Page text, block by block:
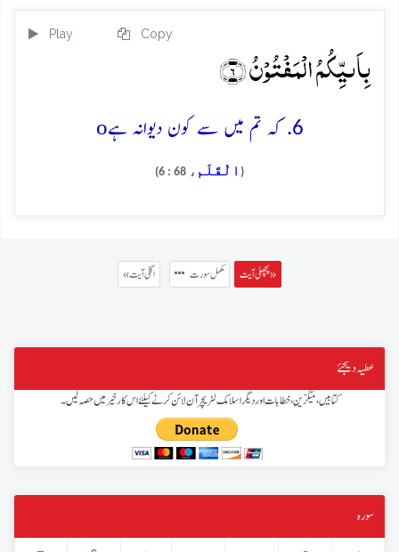
Play Copy
بِاَىیِّکُمُ الۡمَفۡتُوۡنُ ﴿۶﴾
6. کہ تم میں سے کون دیوانہ ہے o
( الْقَلَم ، 68 : 6)
پچھلی آیت » مکمل سورت « اگلی آیت
عطیہ دیجئے
کتابیں، میگزین، خطابات اور دیگر اسلامک لٹریچر آن لائن کرنے کیلئے اس کار خیر میں حصہ لیں۔
سورہ